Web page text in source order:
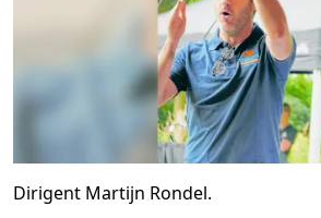
Dirigent Martijn Rondel.